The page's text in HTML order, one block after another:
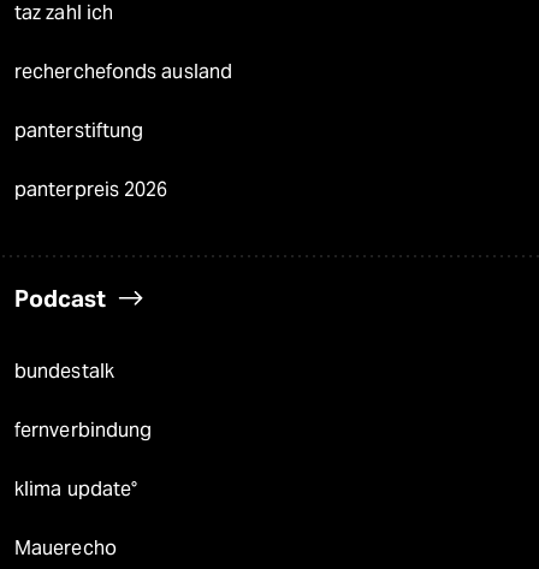
taz zahl ich
recherchefonds ausland
panterstiftung
panterpreis 2026
Podcast
bundestalk
fernverbindung
klima update°
Mauerecho